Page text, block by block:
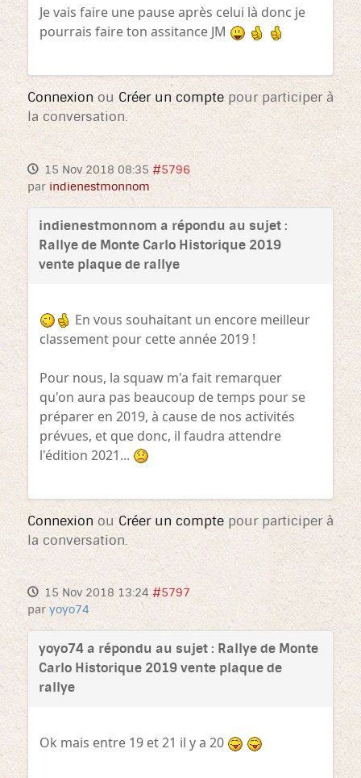
Je vais faire une pause après celui là donc je
pourrais faire ton assitance JM
Connexion ou Créer un compte pour participer à
la conversation.
15 Nov 2018 08:35 #5796
par indienestmonnom
indienestmonnom a répondu au sujet :
Rallye de Monte Carlo Historique 2019
vente plaque de rallye
En vous souhaitant un encore meilleur
classement pour cette année 2019 !
Pour nous, la squaw m'a fait remarquer
qu'on aura pas beaucoup de temps pour se
préparer en 2019, à cause de nos activités
prévues, et que donc, il faudra attendre
l'édition 2021...
Connexion ouCréer un compte pour participer à
la conversation.
15 Nov 2018 13:24 #5797
paryoyo74
yoyo74 a répondu au sujet : Rallye de Monte
Carlo Historique 2019 vente plaque de
rallye
Ok mais entre 19 et 21 il y a 20